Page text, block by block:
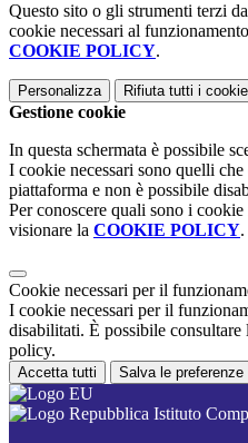
Questo sito o gli strumenti terzi
cookie necessari al
COOKIE POLICY.
Personalizza Rifiuta tutti i
Gestione cookie
In questa schermata è possibile
I cookie necessari sono quelli
piattaforma e non è possibile
Per conoscere quali sono i
visionare la COOKIE POLICY.
Cookie necessari per il
I cookie necessari per il
disabilitati. È possibile
policy.
Accetta tutti Salva le preferenze
Istituto